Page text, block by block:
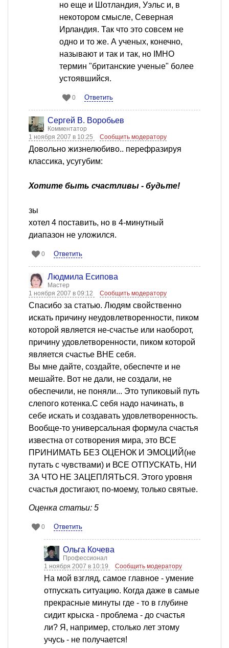
но еще и Шотландия, Уэльс и, в
некотором смысле, Северная
Ирландия. Так что это совсем не
одно и то же. А ученых, конечно,
называют и так и так, но IMHO
термин "британские ученые" более
устоявшийся.
0 Ответить
Сергей В. Воробьев
Комментатор
1 ноября 2007 в 10:25
Сообщить модератору
Довольно жизнелюбиво.. перефразируя
классика, усугубим:
Хотите быть счастливы - будьте!
зы
хотел 4 поставить, но в 4-минутный
диапазон не уложился.
0 Ответить
Людмила Есипова
Мастер
1 ноября 2007 в 09:12
Сообщить модератору
Спасибо за статью. Людям свойственно
искать причину неудовлетворенности, пиком
которой является не-счастье или наоборот,
причину удовлетворенности, пиком которой
является счастье ВНЕ себя.
Вы мне дайте, создайте, обеспечте и не
мешайте. Вот не дали, не создали, не
обеспечили, не поняли... Это тупиковый путь
слепого котенка.С себя надо начинать, в
себе искать и создавать удовлетворенность.
Вообще-то универсальная формула счастья
известна от сотворения мира, это ВСЕ
ПРИНИМАТЬ БЕЗ ОЦЕНОК И ЭМОЦИЙ(не
путать с чувствами) и ВСЕ ОТПУСКАТЬ, НИ
ЗА ЧТО НЕ ЗАЦЕПЛЯТЬСЯ. Этого уровня
счастья достигают, по-моему, только святые.
Оценка статьи: 5
0 Ответить
Ольга Кочева
Профессионал
1 ноября 2007 в 10:19
Сообщить модератору
На мой взгляд, самое главное - умение
отпускать ситуацию. Когда даже в самые
прекрасные минуты где - то в глубине
сидит крыска - проблема - до счастья
ли? Я, например, столько лет этому
учусь - не получается!